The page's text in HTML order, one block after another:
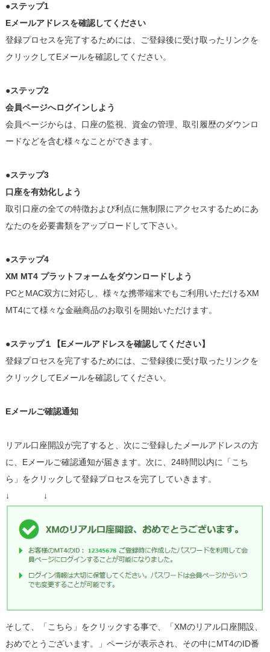
●ステップ1
Eメールアドレスを確認してください
登録プロセスを完了するためには、ご登録後に受け取ったリンクを
クリックしてEメールを確認してください。
●ステップ2
会員ページへログインしよう
会員ページからは、口座の監視、資金の管理、取引履歴のダウンロ
ードなどを含む様々なことができます。
●ステップ3
口座を有効化しよう
取引口座の全ての特徴および利点に無制限にアクセスするためにあ
なたのを必要書類をアップロードして下さい。
●ステップ4
XM MT4 プラットフォームをダウンロードしよう
PCとMAC双方に対応し、様々な携帯端末でもご利用いただけるXM
MT4にて様々な金融商品のお取引を開始いただけます。
●ステップ１【Eメールアドレスを確認してください】
登録プロセスを完了するためには、ご登録後に受け取ったリンクを
クリックしてEメールを確認してください。
Eメールご確認通知
リアル口座開設が完了すると、次にご登録したメールアドレスの方
に、Eメールご確認通知が届きます。次に、24時間以内に「こち
ら」をクリックして登録プロセスを完了していきます。
↓ ↓
そして、「こちら」をクリックする事で、「XMのリアル口座開設、
おめでとうございます。」ページが表示され、その中にMT4のID番